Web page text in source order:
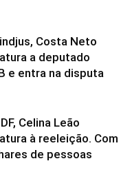
Costa Neto
a deputado
e entra na disputa
Celina Leão
à reeleição. Com
de pessoas